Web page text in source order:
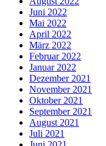
Juni 2022
Mai 2022
April 2022
März 2022
Februar 2022
Januar 2022
Dezember 2021
November 2021
Oktober 2021
September 2021
August 2021
Juli 2021